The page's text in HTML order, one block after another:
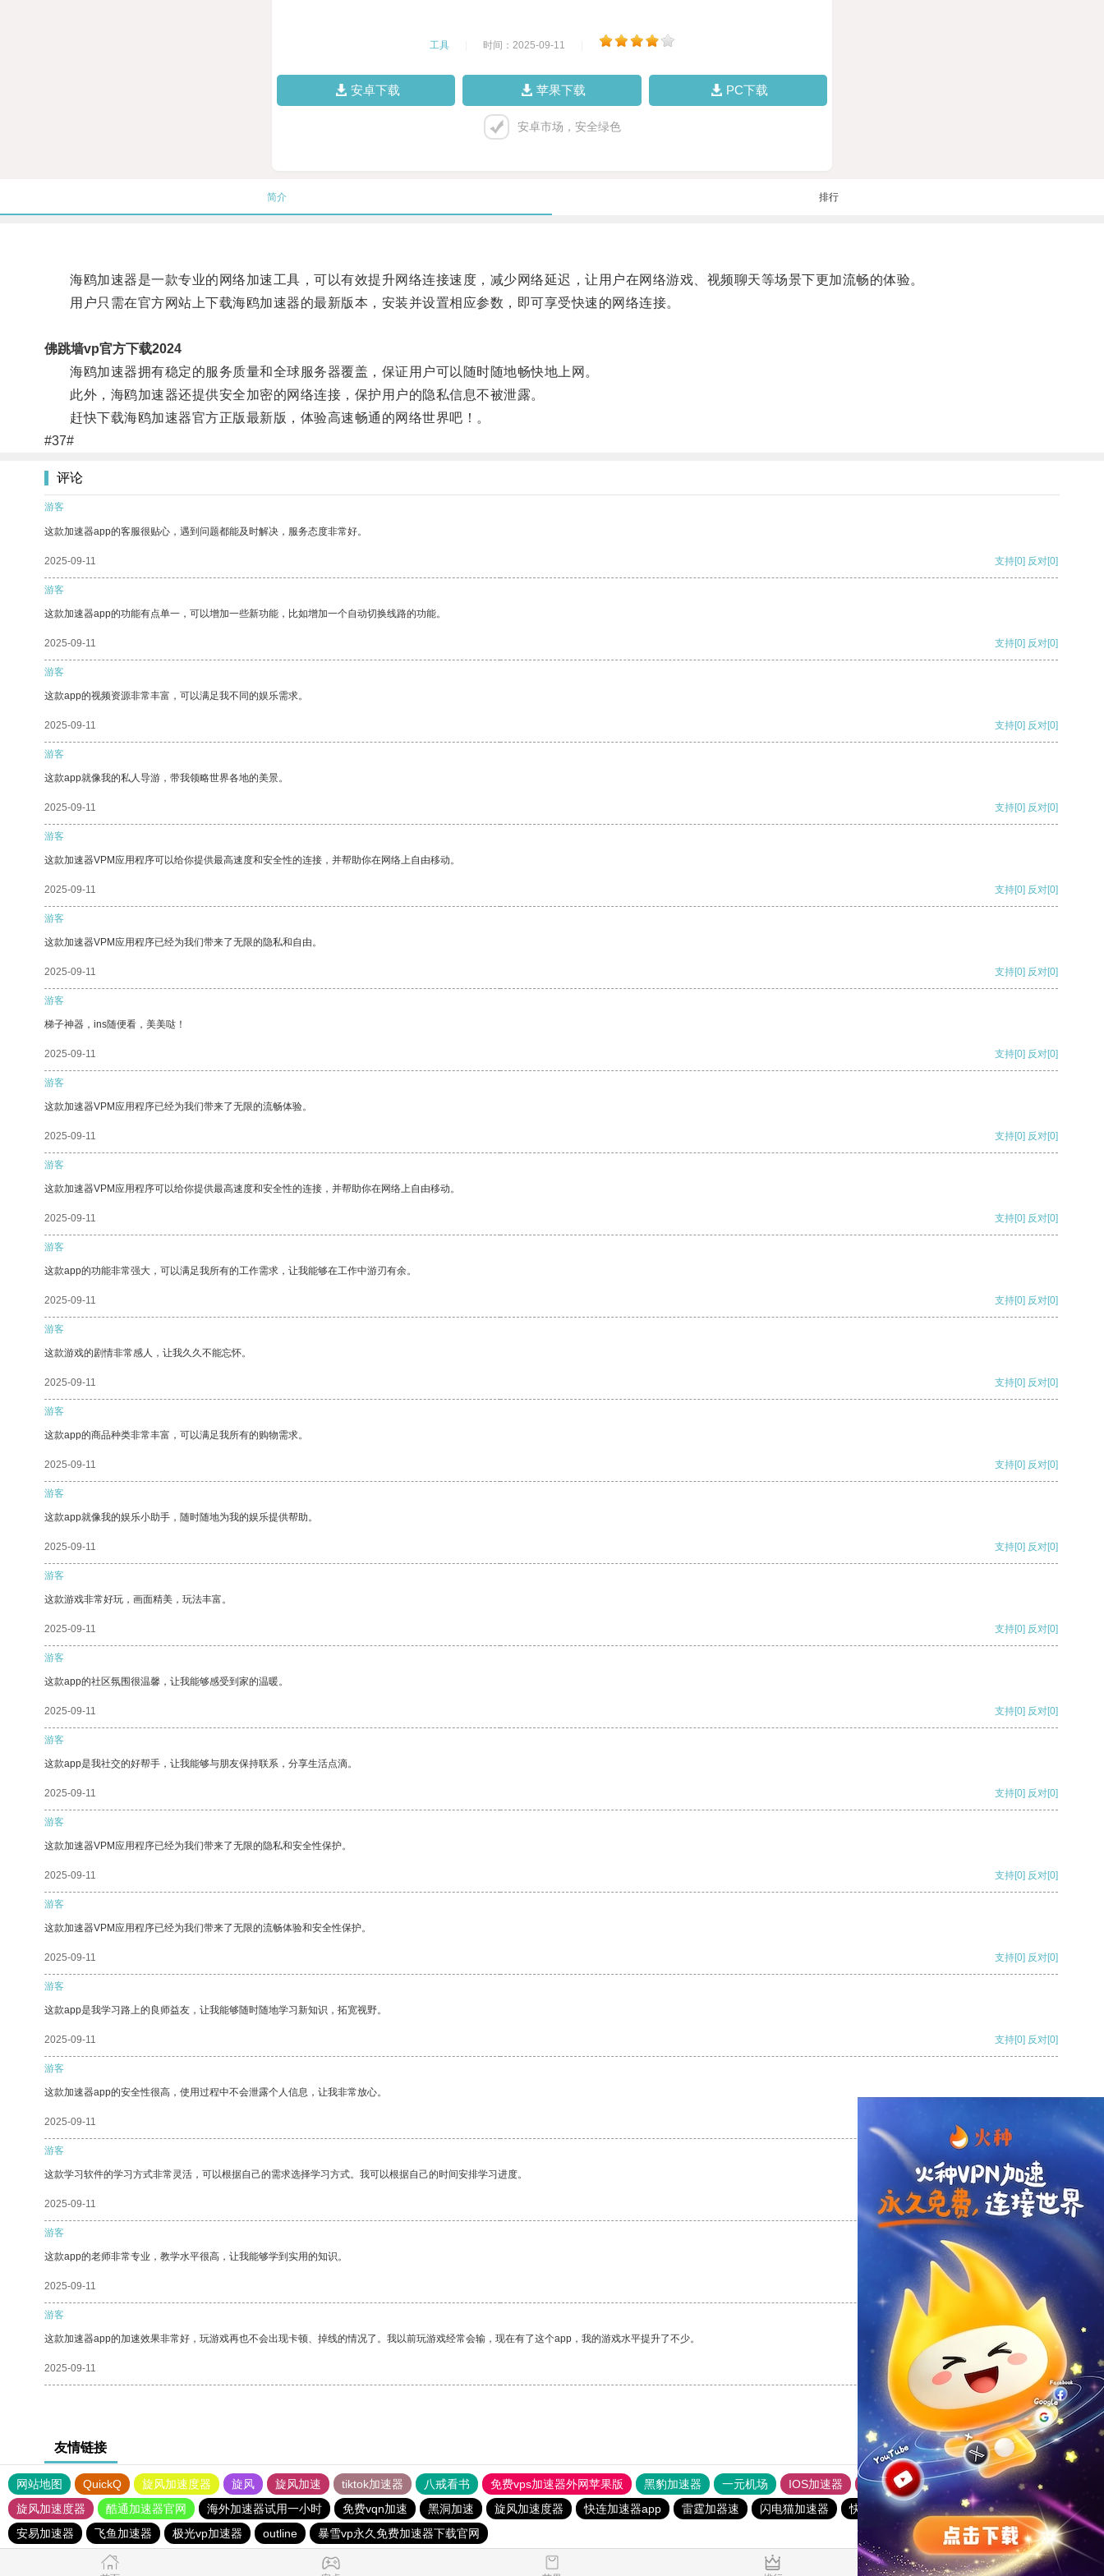
工具 时间：2025-09-11
安卓下载 苹果下载 PC下载
安卓市场，安全绿色
简介 排行
海鸥加速器是一款专业的网络加速工具，可以有效提升网络连接速度，减少网络延迟，让用户在网络游戏、视频聊天等场景下更加流畅的体验。
用户只需在官方网站上下载海鸥加速器的最新版本，安装并设置相应参数，即可享受快速的网络连接。
佛跳墙vp官方下载2024
海鸥加速器拥有稳定的服务质量和全球服务器覆盖，保证用户可以随时随地畅快地上网。
此外，海鸥加速器还提供安全加密的网络连接，保护用户的隐私信息不被泄露。
赶快下载海鸥加速器官方正版最新版，体验高速畅通的网络世界吧！。
#37#
评论
游客
这款加速器app的客服很贴心，遇到问题都能及时解决，服务态度非常好。
2025-09-11 支持[0] 反对[0]
游客
这款加速器app的功能有点单一，可以增加一些新功能，比如增加一个自动切换线路的功能。
2025-09-11 支持[0] 反对[0]
游客
这款app的视频资源非常丰富，可以满足我不同的娱乐需求。
2025-09-11 支持[0] 反对[0]
游客
这款app就像我的私人导游，带我领略世界各地的美景。
2025-09-11 支持[0] 反对[0]
游客
这款加速器VPM应用程序可以给你提供最高速度和安全性的连接，并帮助你在网络上自由移动。
2025-09-11 支持[0] 反对[0]
游客
这款加速器VPM应用程序已经为我们带来了无限的隐私和自由。
2025-09-11 支持[0] 反对[0]
游客
梯子神器，ins随便看，美美哒！
2025-09-11 支持[0] 反对[0]
游客
这款加速器VPM应用程序已经为我们带来了无限的流畅体验。
2025-09-11 支持[0] 反对[0]
游客
这款加速器VPM应用程序可以给你提供最高速度和安全性的连接，并帮助你在网络上自由移动。
2025-09-11 支持[0] 反对[0]
游客
这款app的功能非常强大，可以满足我所有的工作需求，让我能够在工作中游刃有余。
2025-09-11 支持[0] 反对[0]
游客
这款游戏的剧情非常感人，让我久久不能忘怀。
2025-09-11 支持[0] 反对[0]
游客
这款app的商品种类非常丰富，可以满足我所有的购物需求。
2025-09-11 支持[0] 反对[0]
游客
这款app就像我的娱乐小助手，随时随地为我的娱乐提供帮助。
2025-09-11 支持[0] 反对[0]
游客
这款游戏非常好玩，画面精美，玩法丰富。
2025-09-11 支持[0] 反对[0]
游客
这款app的社区氛围很温馨，让我能够感受到家的温暖。
2025-09-11 支持[0] 反对[0]
游客
这款app是我社交的好帮手，让我能够与朋友保持联系，分享生活点滴。
2025-09-11 支持[0] 反对[0]
游客
这款加速器VPM应用程序已经为我们带来了无限的隐私和安全性保护。
2025-09-11 支持[0] 反对[0]
游客
这款加速器VPM应用程序已经为我们带来了无限的流畅体验和安全性保护。
2025-09-11 支持[0] 反对[0]
游客
这款app是我学习路上的良师益友，让我能够随时随地学习新知识，拓宽视野。
2025-09-11 支持[0] 反对[0]
游客
这款加速器app的安全性很高，使用过程中不会泄露个人信息，让我非常放心。
2025-09-11
游客
这款学习软件的学习方式非常灵活，可以根据自己的需求选择学习方式。我可以根据自己的时间安排学习进度。
2025-09-11 支持 [0] 反对[0]
游客
这款app的老师非常专业，教学水平很高，让我能够学到实用的知识。
2025-09-11 支持[0] 反对
游客
这款加速器app的加速效果非常好，玩游戏再也不会出现卡顿、掉线的情况了。我以前玩游戏经常会输，现在有了这个app，我的游戏水平提升了不少。
2025-09-11 支持[0] 反对[0]
友情链接
网站地图 QuickQ 旋风加速度器 旋风 旋风加速 tiktok加速器 八戒看书 免费vps加速器外网苹果版 黑豹加速器 一元机场 IOS加速器 旋风加速度器
ios加速器
旋风加速度器
酷通加速器官网 海外加速器试用一小时 免费vqn加速 黑洞加速 旋风加速度器 快连加速器app 雷霆加器速 闪电猫加速器 快柠檬加速器 西柚加速器
一元机场
安易加速器
飞鱼加速器 极光vp加速器 outline 暴雪vp永久免费加速器下载官网